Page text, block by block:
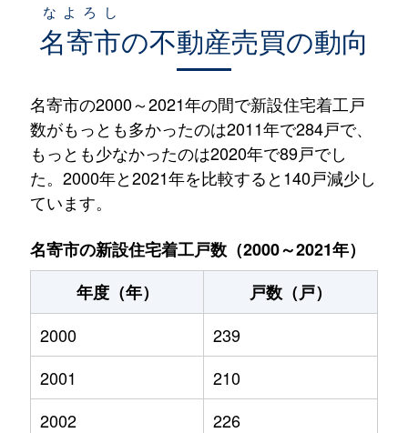
名寄市
なよろし
の不動産売買の動向
名寄市の2000～2021年の間で新設住宅着工戸
数がもっとも多かったのは2011年で284戸で、
もっとも少なかったのは2020年で89戸でし
た。2000年と2021年を比較すると140戸減少し
ています。
名寄市の新設住宅着工戸数（2000～2021年）
年度（年）
戸数（戸）
2000
239
2001
210
2002
226